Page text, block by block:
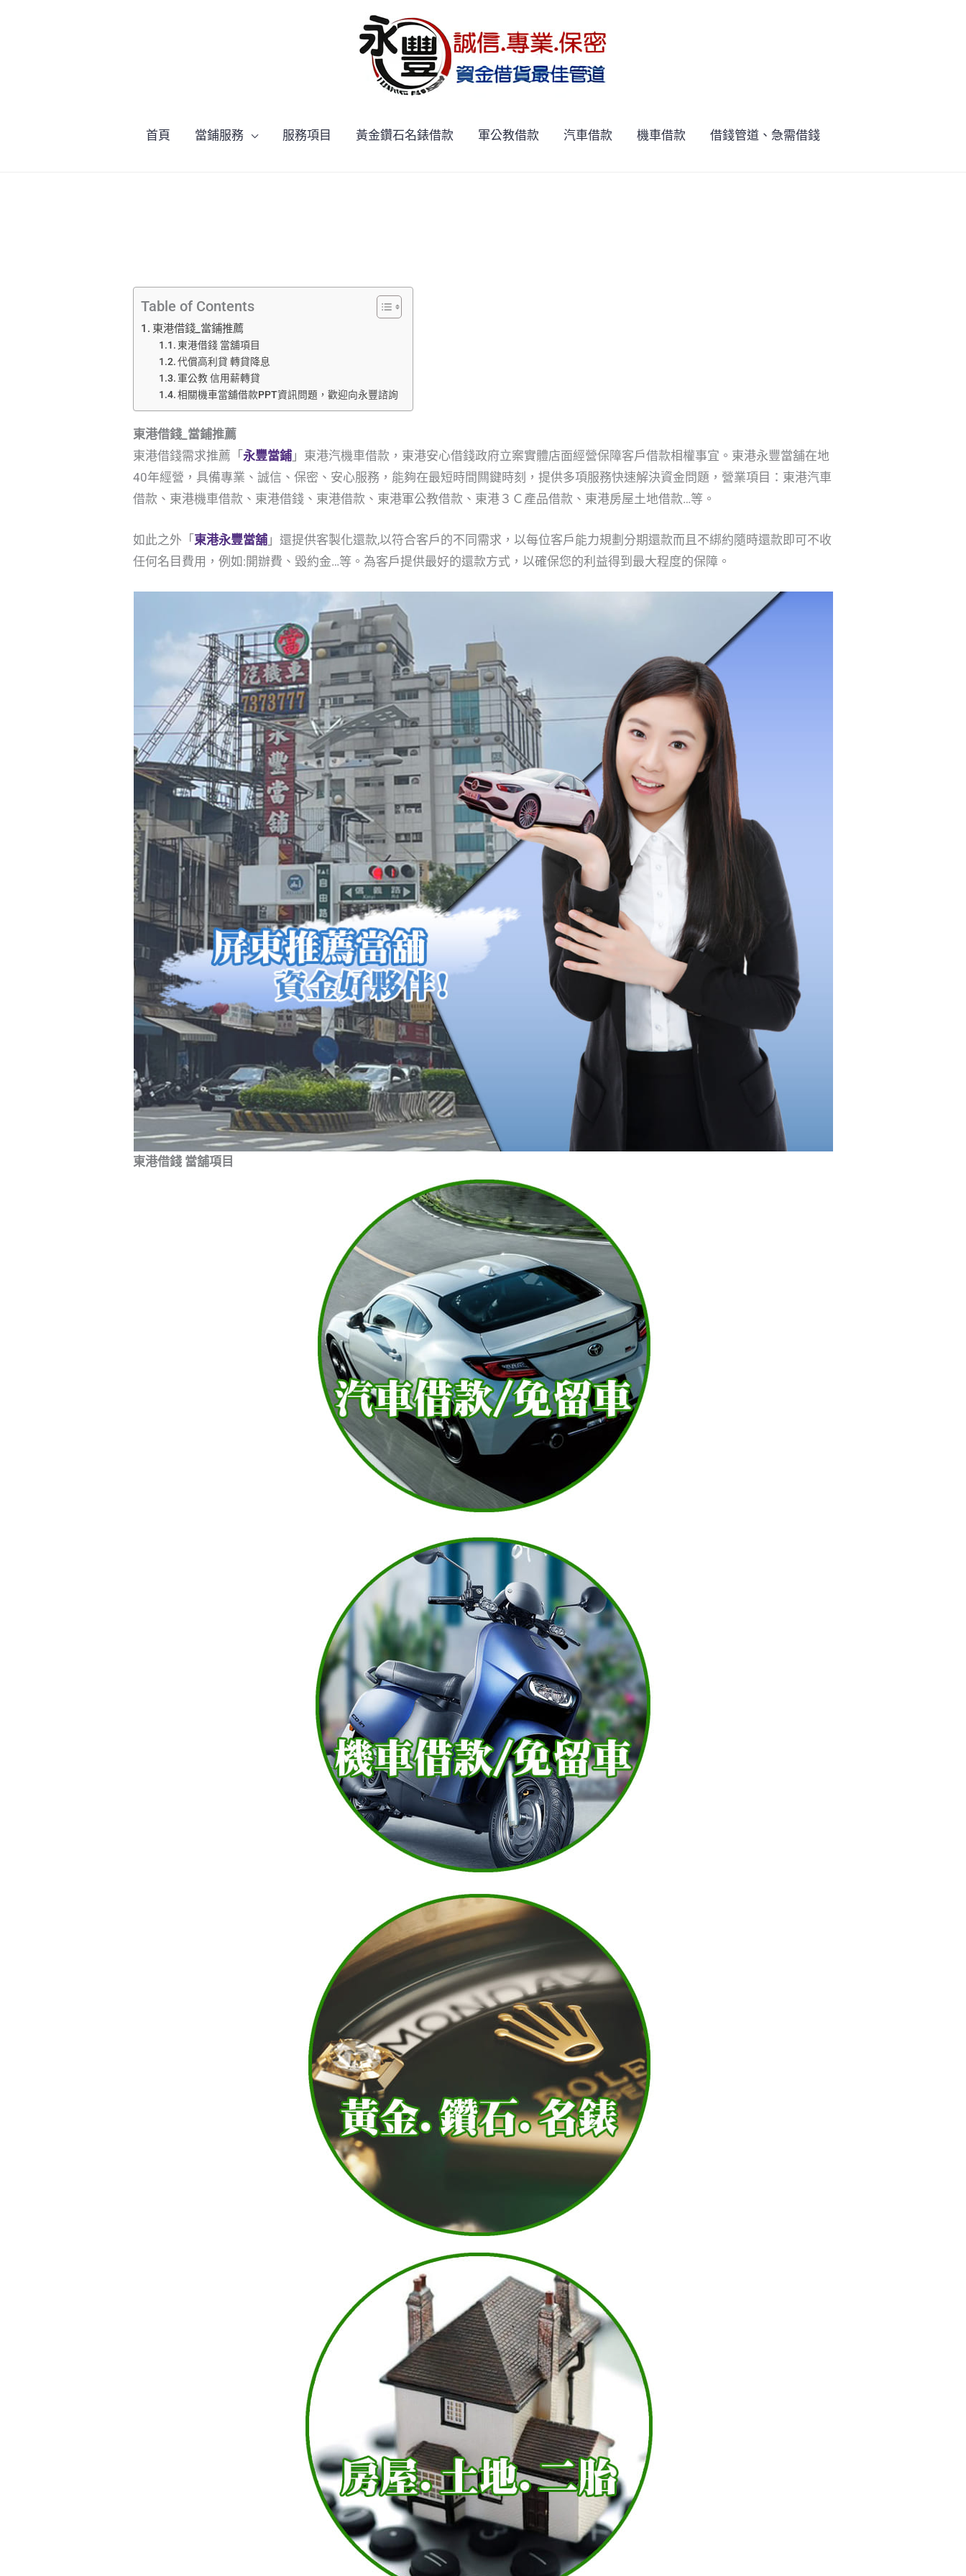
首頁
當鋪服務 服務項目 黃金鑽石名錶借款 軍公教借款 汽車借款 機車借款 借錢管道、急需借錢
Table of Contents
東港借錢_當鋪推薦
東港借錢 當舖項目
代償高利貸 轉貸降息
軍公教 信用薪轉貸
相關機車當舖借款PPT資訊問題，歡迎向永豐諮詢
東港借錢_當鋪推薦
東港借錢需求推薦「 永豐當鋪 」東港汽機車借款，東港安心借錢政府立案實體店面經營保障客戶借款相權事宜。東港永豐當舖在地
40年經營，具備專業、誠信、保密、安心服務，能夠在最短時間闗鍵時刻，提供多項服務快速解決資金問題，營業項目：東港汽車
借款、東港機車借款、東港借錢、東港借款、東港軍公教借款、東港３Ｃ產品借款、東港房屋土地借款…等。
如此之外「 東港永豐當舖 」還提供客製化還款,以符合客戶的不同需求，以每位客戶能力規劃分期還款而且不綁約隨時還款即可不收
任何名目費用，例如:開辦費、毀約金…等。為客戶提供最好的還款方式，以確保您的利益得到最大程度的保障。
東港借錢 當舖項目